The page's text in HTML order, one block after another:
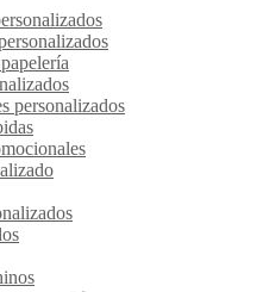
personalizados